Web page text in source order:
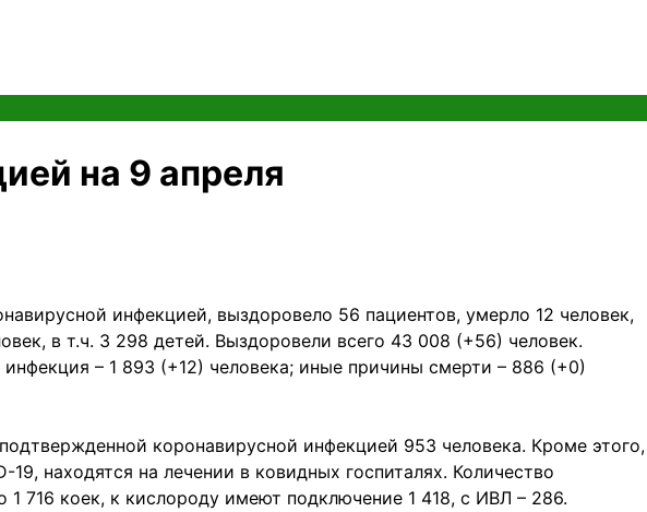
на 9 апреля
инфекцией, выздоровело 56 пациентов, умерло 12 человек,
в т.ч. 3 298 детей. Выздоровели всего 43 008 (+56) человек.
– 1 893 (+12) человека; иные причины смерти – 886 (+0)
коронавирусной инфекцией 953 человека. Кроме этого,
находятся на лечении в ковидных госпиталях. Количество
716 коек, к кислороду имеют подключение 1 418, с ИВЛ – 286.